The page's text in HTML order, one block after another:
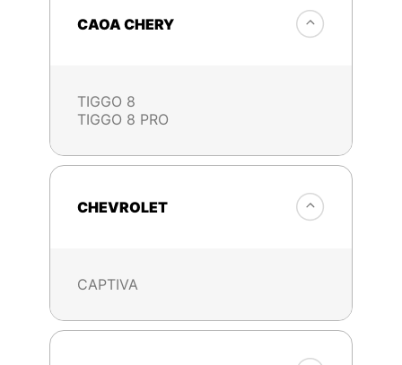
CAOA CHERY
TIGGO 8
TIGGO 8 PRO
CHEVROLET
CAPTIVA